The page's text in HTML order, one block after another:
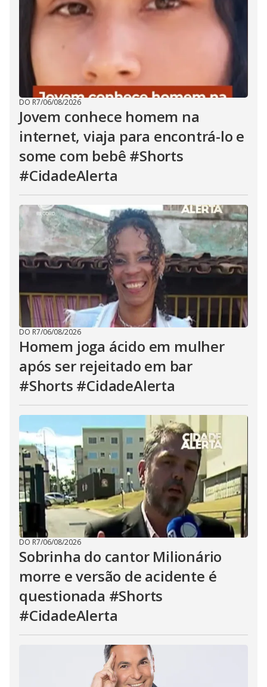
DO R7/06/08/2026
Jovem conhece homem na
internet, viaja para encontrá-lo e
some com bebê #Shorts
#CidadeAlerta
DO R7/06/08/2026
Homem joga ácido em mulher
após ser rejeitado em bar
#Shorts #CidadeAlerta
DO R7/06/08/2026
Sobrinha do cantor Milionário
morre e versão de acidente é
questionada #Shorts
#CidadeAlerta